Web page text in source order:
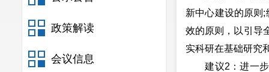
政策解读
会议信息
新中心建设的原则
效的原则，以引导
实科研在基础研究
建议2：进一步